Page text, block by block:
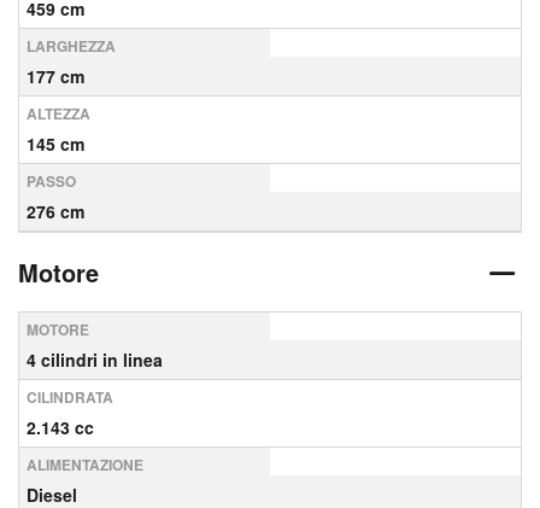
459 cm
LARGHEZZA
177 cm
ALTEZZA
145 cm
PASSO
276 cm
Motore
MOTORE
4 cilindri in linea
CILINDRATA
2.143 cc
ALIMENTAZIONE
Diesel